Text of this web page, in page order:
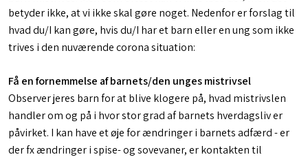
betyder ikke, at vi ikke skal gøre noget. Nedenfor er forslag til
hvad du/I kan gøre, hvis du/I har et barn eller en ung som ikke
trives i den nuværende corona situation:
Få en fornemmelse af barnets/den unges mistrivsel
Observer jeres barn for at blive klogere på, hvad mistrivslen
handler om og på i hvor stor grad af barnets hverdagsliv er
påvirket. I kan have et øje for ændringer i barnets adfærd - er
der fx ændringer i spise- og sovevaner, er kontakten til